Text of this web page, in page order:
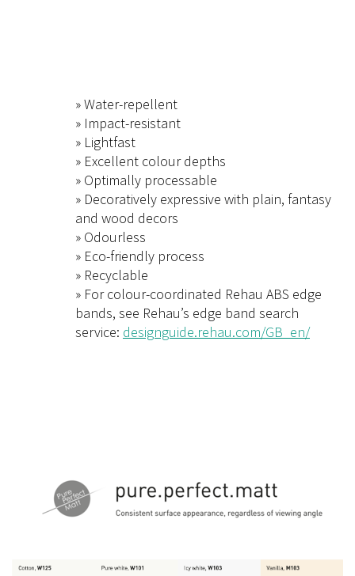
» Water-repellent
» Impact-resistant
» Lightfast
» Excellent colour depths
» Optimally processable
» Decoratively expressive with plain, fantasy
and wood decors
» Odourless
» Eco-friendly process
» Recyclable
» For colour-coordinated Rehau ABS edge
bands, see Rehau’s edge band search
service: designguide.rehau.com/GB_en/